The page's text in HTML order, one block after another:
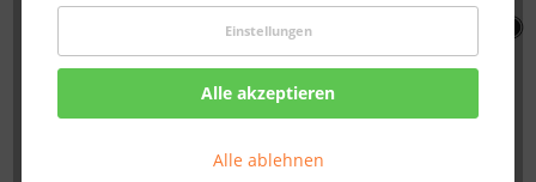
Einstellungen
Alle akzeptieren
Alle ablehnen